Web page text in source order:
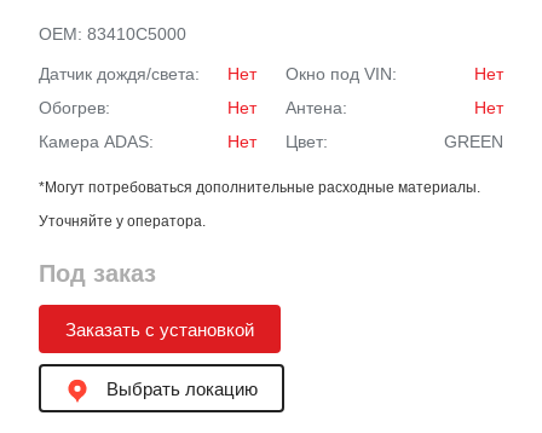
OEM: 83410C5000
Датчик дождя/света: Нет Окно под VIN:
Нет
Обогрев:
Нет Антена:
Нет
Камера ADAS:
Нет Цвет: GREEN
*Могут потребоваться дополнительные расходные материалы.
Уточняйте у оператора.
Под заказ
Заказать с установкой
Выбрать локацию